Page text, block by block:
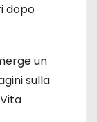
dopo
un
sulla